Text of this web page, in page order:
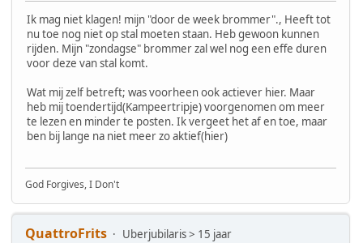
Ik mag niet klagen! mijn "door de week brommer"., Heeft tot
nu toe nog niet op stal moeten staan. Heb gewoon kunnen
rijden. Mijn "zondagse" brommer zal wel nog een effe duren
voor deze van stal komt.
Wat mij zelf betreft; was voorheen ook actiever hier. Maar
heb mij toendertijd(Kampeertripje) voorgenomen om meer
te lezen en minder te posten. Ik vergeet het af en toe, maar
ben bij lange na niet meer zo aktief(hier)
God Forgives, I Don't
QuattroFrits
Uberjubilaris > 15 jaar